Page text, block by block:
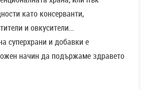
като консерванти,
и овкусители…
суперхрани и добавки е
начин да подържаме здравето